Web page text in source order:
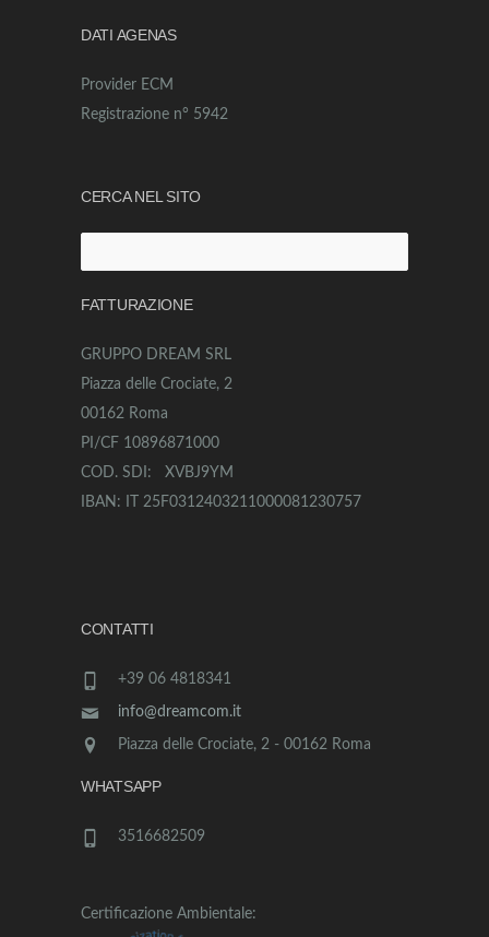
DATI AGENAS
Provider ECM
Registrazione n° 5942
CERCA NEL SITO
per:
FATTURAZIONE
GRUPPO DREAM SRL
Piazza delle Crociate, 2
00162 Roma
PI/CF 10896871000
COD. SDI: XVBJ9YM
IBAN: IT 25F0312403211000081230757
CONTATTI
+39 06 4818341
info@dreamcom.it
Piazza delle Crociate, 2 - 00162 Roma
WHATSAPP
3516682509
Certificazione Ambientale: